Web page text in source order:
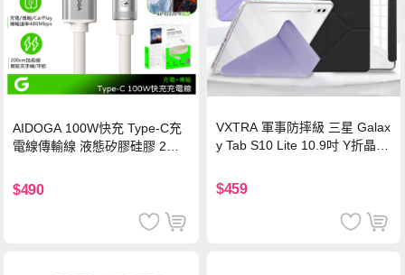
AIDOGA 100W快充 Type-C充
電線傳輸線 液態矽膠硅膠 2M
$490
VXTRA 軍事防摔級 三星 Galax
y Tab S10 Lite 10.9吋 Y折晶透
$459